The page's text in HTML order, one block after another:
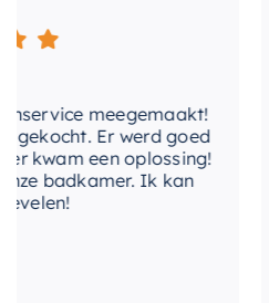
meegemaakt!
Er werd goed
een oplossing!
badkamer. Ik kan